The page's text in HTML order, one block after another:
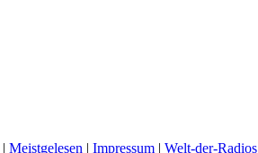
| Meistgelesen | Impressum | Welt-der-Radios